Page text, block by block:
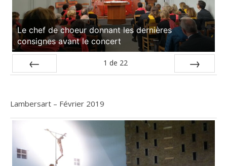
Le chef de choeur donnant les dernières
consignes avant le concert
1 de 22
Lambersart – Février 2019